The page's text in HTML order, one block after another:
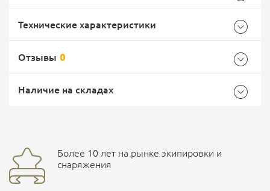
Доставка Почтой России
EMS Почта России
Доставка курьерской службой СДЭК -
Технические характеристики
Размер XXXL
Бренд Helikon
Страна производитель
Отзывы 0
Ваш отзыв
Наличие на складах
улица Маяковского, 10
Более 10 лет на рынке экипировки и
снаряжения